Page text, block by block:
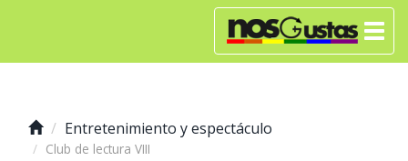
Entretenimiento y espectáculo
Club de lectura VIII